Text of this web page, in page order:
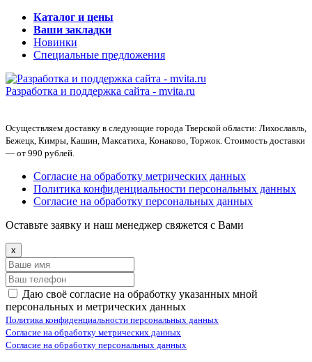
Каталог и цены
Ваши закладки
Новинки
Специальные предложения
Разработка и поддержка сайта - mvita.ru
Осуществляем доставку в следующие города Тверской области: Лихославль,
Бежецк, Кимры, Кашин, Максатиха, Конаково, Торжок. Стоимость доставки
— от 990 рублей.
Согласие на обработку метрических данных
Политика конфиденциальности персональных данных
Согласие на обработку персональных данных
Оставьте заявку и наш менеджер свяжется с Вами
x
Даю своё согласие на обработку указанных мной
персональных и метрических данных
Политика конфиденциальности персональных данных
Согласие на обработку метрических данных
Согласие на обработку персональных данных